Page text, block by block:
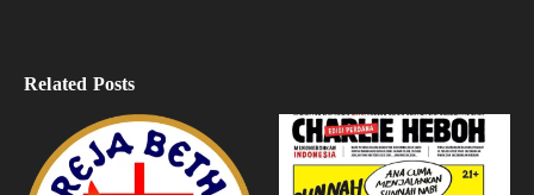
Related Posts